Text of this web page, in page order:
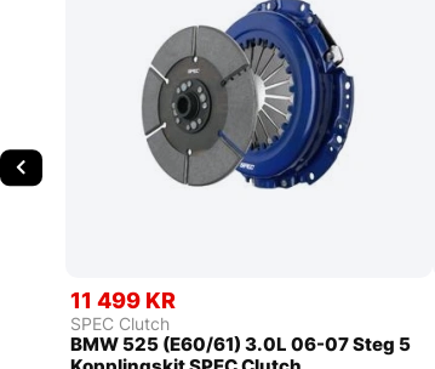
11 499 KR
SPEC Clutch
BMW 525 (E60/61) 3.0L 06-07 Steg 5